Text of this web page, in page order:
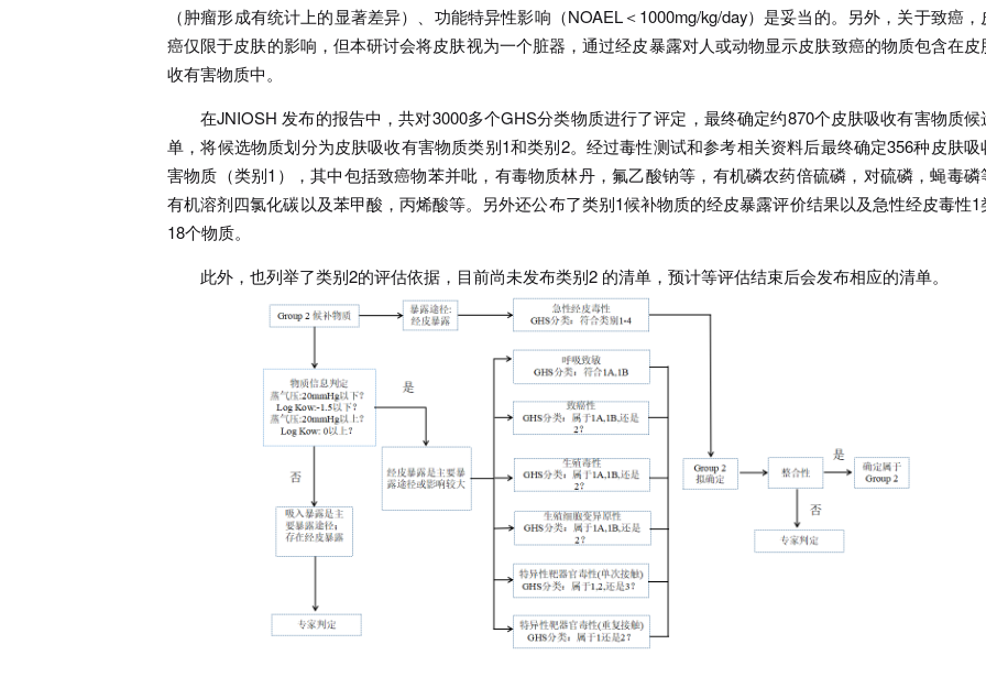
（肿瘤形成有统计上的显著差异）、功能特异性影响（NOAEL＜1000mg/kg/day）是妥当的。另外，关于致癌，
癌仅限于皮肤的影响，但本研讨会将皮肤视为一个脏器，通过经皮暴露对人或动物显示皮肤致癌的物质包含在皮
收有害物质中。
在JNIOSH 发布的报告中，共对3000多个GHS分类物质进行了评定，最终确定约870个皮肤吸收有害物质候
单，将候选物质划分为皮肤吸收有害物质类别1和类别2。经过毒性测试和参考相关资料后最终确定356种皮肤吸
害物质（类别1），其中包括致癌物苯并吡，有毒物质林丹，氟乙酸钠等，有机磷农药倍硫磷，对硫磷，蝇毒磷
有机溶剂四氯化碳以及苯甲酸，丙烯酸等。另外还公布了类别1候补物质的经皮暴露评价结果以及急性经皮毒性1
18个物质。
此外，也列举了类别2的评估依据，目前尚未发布类别2 的清单，预计等评估结束后会发布相应的清单。